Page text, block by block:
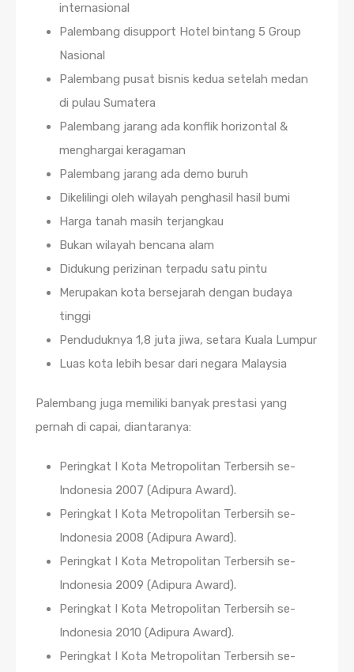
internasional
Palembang disupport Hotel bintang 5 Group
Nasional
Palembang pusat bisnis kedua setelah medan
di pulau Sumatera
Palembang jarang ada konflik horizontal &
menghargai keragaman
Palembang jarang ada demo buruh
Dikelilingi oleh wilayah penghasil hasil bumi
Harga tanah masih terjangkau
Bukan wilayah bencana alam
Didukung perizinan terpadu satu pintu
Merupakan kota bersejarah dengan budaya
tinggi
Penduduknya 1,8 juta jiwa, setara Kuala Lumpur
Luas kota lebih besar dari negara Malaysia
Palembang juga memiliki banyak prestasi yang
pernah di capai, diantaranya:
Peringkat I Kota Metropolitan Terbersih se-
Indonesia 2007 (Adipura Award).
Peringkat I Kota Metropolitan Terbersih se-
Indonesia 2008 (Adipura Award).
Peringkat I Kota Metropolitan Terbersih se-
Indonesia 2009 (Adipura Award).
Peringkat I Kota Metropolitan Terbersih se-
Indonesia 2010 (Adipura Award).
Peringkat I Kota Metropolitan Terbersih se-